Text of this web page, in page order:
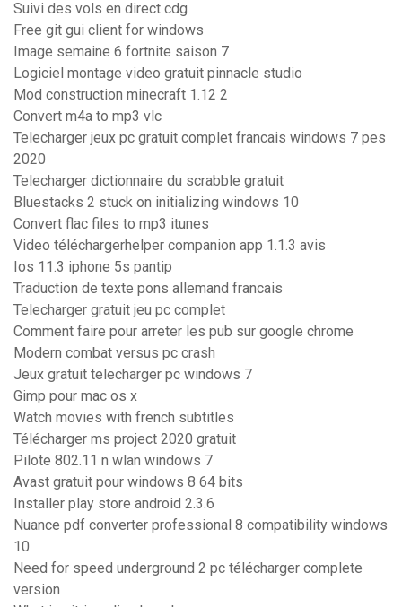
Suivi des vols en direct cdg
Free git gui client for windows
Image semaine 6 fortnite saison 7
Logiciel montage video gratuit pinnacle studio
Mod construction minecraft 1.12 2
Convert m4a to mp3 vlc
Telecharger jeux pc gratuit complet francais windows 7 pes
2020
Telecharger dictionnaire du scrabble gratuit
Bluestacks 2 stuck on initializing windows 10
Convert flac files to mp3 itunes
Video téléchargerhelper companion app 1.1.3 avis
Ios 11.3 iphone 5s pantip
Traduction de texte pons allemand francais
Telecharger gratuit jeu pc complet
Comment faire pour arreter les pub sur google chrome
Modern combat versus pc crash
Jeux gratuit telecharger pc windows 7
Gimp pour mac os x
Watch movies with french subtitles
Télécharger ms project 2020 gratuit
Pilote 802.11 n wlan windows 7
Avast gratuit pour windows 8 64 bits
Installer play store android 2.3.6
Nuance pdf converter professional 8 compatibility windows
10
Need for speed underground 2 pc télécharger complete
version